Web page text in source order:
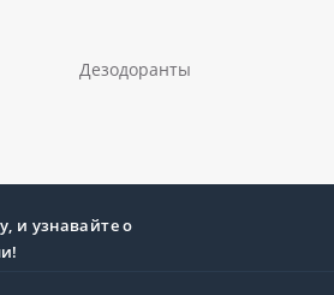
Дезодоранты
и узнавайте о